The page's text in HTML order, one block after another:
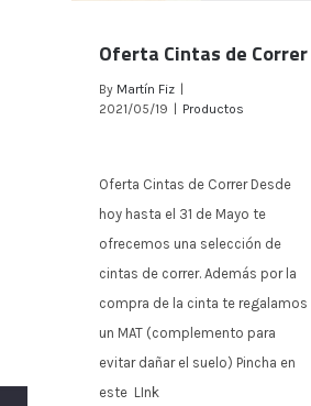
Oferta Cintas de Correr
Oferta Cintas de Correr
By Martín Fiz |
2021/05/19 | Productos
Oferta Cintas de Correr Desde
hoy hasta el 31 de Mayo te
ofrecemos una selección de
cintas de correr. Además por la
compra de la cinta te regalamos
un MAT (complemento para
evitar dañar el suelo) Pincha en
este LInk